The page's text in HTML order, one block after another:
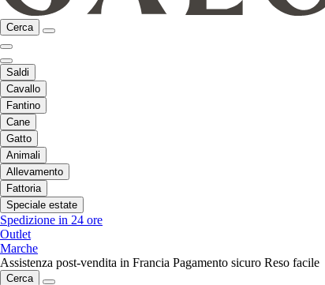
Cerca
Saldi
Cavallo
Fantino
Cane
Gatto
Animali
Allevamento
Fattoria
Speciale estate
Spedizione in 24 ore
Outlet
Marche
Assistenza post-vendita in Francia Pagamento sicuro Reso facile
Cerca